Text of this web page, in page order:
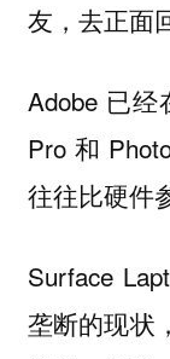
友，去正面
Adobe 已经
Pro 和
往往比硬件
Surface
垄断的现状